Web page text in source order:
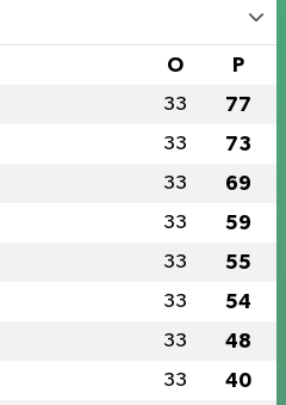
O P
33 77
33 73
33 69
33 59
33 55
33 54
33 48
33 40